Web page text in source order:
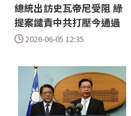
總統出訪史瓦帝尼受阻 綠
提案譴責中共打壓今通過
2026-06-05 12:35